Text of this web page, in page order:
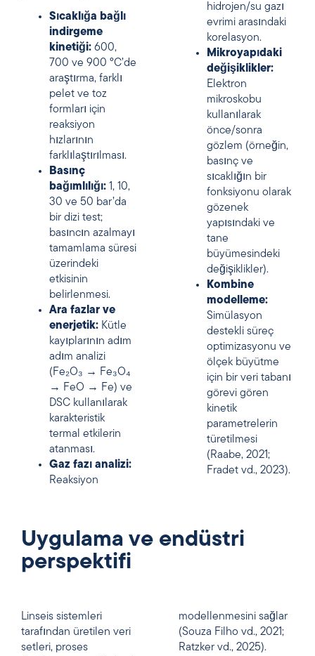
Sıcaklığa bağlı
indirgeme
kinetiği: 600,
700 ve 900 °C’de
araştırma, farklı
pelet ve toz
formları için
reaksiyon
hızlarının
farklılaştırılması.
Basınç
bağımlılığı: 1, 10,
30 ve 50 bar’da
bir dizi test;
basıncın azalmayı
tamamlama süresi
üzerindeki
etkisinin
belirlenmesi.
Ara fazlar ve
enerjetik: Kütle
kayıplarının adım
adım analizi
(Fe₂O₃ → Fe₃O₄
→ FeO → Fe) ve
DSC kullanılarak
karakteristik
termal etkilerin
atanması.
Gaz fazı analizi:
Reaksiyon
hidrojen/su gazı
evrimi arasındaki
korelasyon.
Mikroyapıdaki
değişiklikler:
Elektron
mikroskobu
kullanılarak
önce/sonra
gözlem (örneğin,
basınç ve
sıcaklığın bir
fonksiyonu olarak
gözenek
yapısındaki ve
tane
büyümesindeki
değişiklikler).
Kombine
modelleme:
Simülasyon
destekli süreç
optimizasyonu ve
ölçek büyütme
için bir veri tabanı
görevi gören
kinetik
parametrelerin
türetilmesi
(Raabe, 2021;
Fradet vd., 2023).
Uygulama ve endüstri
perspektifi
Linseis sistemleri
tarafından üretilen veri
setleri, proses
modellenmesini sağlar
(Souza Filho vd., 2021;
Ratzker vd., 2025).